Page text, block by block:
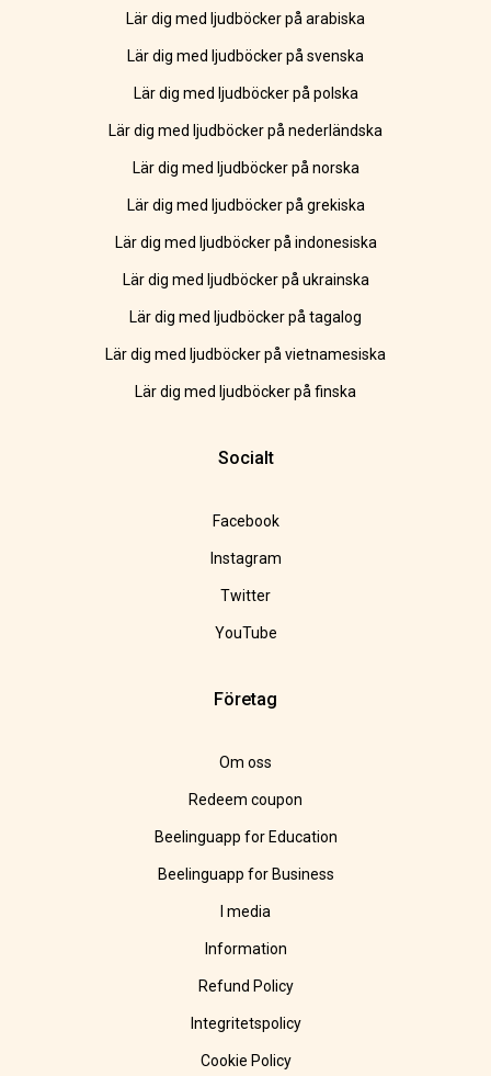
Lär dig med ljudböcker på arabiska
Lär dig med ljudböcker på svenska
Lär dig med ljudböcker på polska
Lär dig med ljudböcker på nederländska
Lär dig med ljudböcker på norska
Lär dig med ljudböcker på grekiska
Lär dig med ljudböcker på indonesiska
Lär dig med ljudböcker på ukrainska
Lär dig med ljudböcker på tagalog
Lär dig med ljudböcker på vietnamesiska
Lär dig med ljudböcker på finska
Socialt
Facebook
Instagram
Twitter
YouTube
Företag
Om oss
Redeem coupon
Beelinguapp for Education
Beelinguapp for Business
I media
Information
Refund Policy
Integritetspolicy
Cookie Policy